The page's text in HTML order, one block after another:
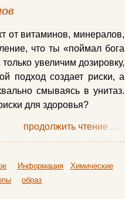
от витаминов, минералов,
что ты «поймал бога
увеличим дозировку,
подход создает риски, а
смываясь в унитаз.
для здоровья?
продолжить чтение ......
Информация
Химические
образ